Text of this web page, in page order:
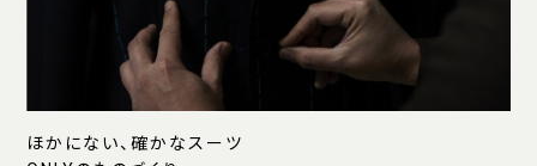
ほかにない、確かなスーツ